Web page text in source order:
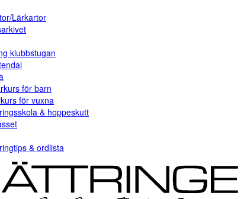
Lärkartor
klubbstugan
för barn
för vuxna
& hoppeskutt
& ordlista